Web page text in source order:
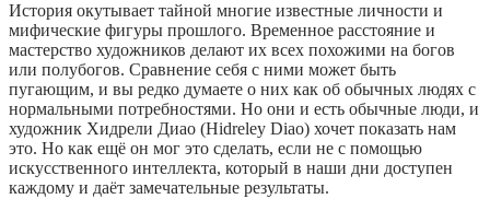
История окутывает тайной многие известные личности и
мифические фигуры прошлого. Временное расстояние и
мастерство художников делают их всех похожими на богов
или полубогов. Сравнение себя с ними может быть
пугающим, и вы редко думаете о них как об обычных людях с
нормальными потребностями. Но они и есть обычные люди, и
художник Хидрели Диао (Hidreley Diao) хочет показать нам
это. Но как ещё он мог это сделать, если не с помощью
искусственного интеллекта, который в наши дни доступен
каждому и даёт замечательные результаты.